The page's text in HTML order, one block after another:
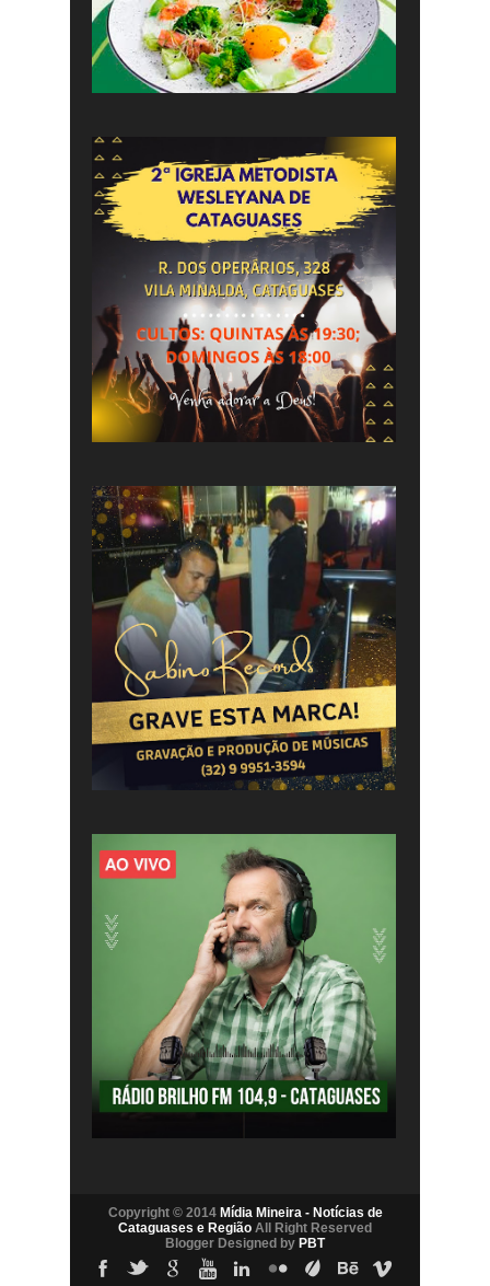
Copyright © 2014 Mídia Mineira - Notícias de
Cataguases e Região All Right Reserved
Blogger Designed by PBT